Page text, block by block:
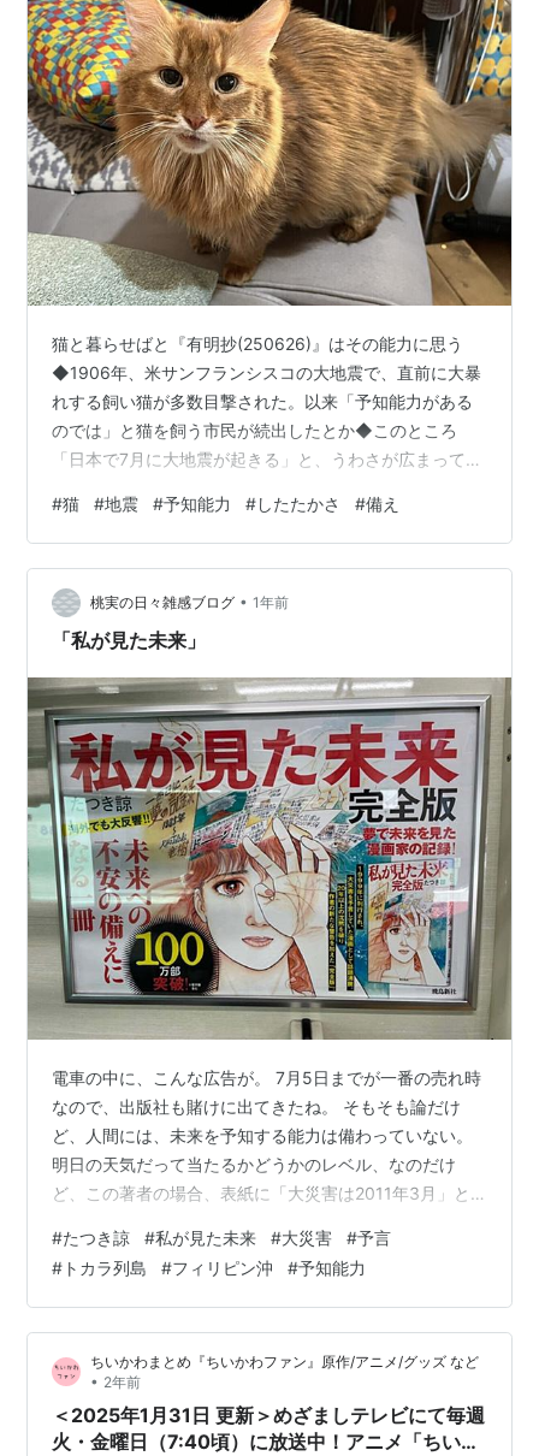
猫と暮らせばと『有明抄(250626)』はその能力に思う
◆1906年、米サンフランシスコの大地震で、直前に大暴
れする飼い猫が多数目撃された。以来「予知能力がある
のでは」と猫を飼う市民が続出したとか◆このところ
「日本で7月に大地震が起きる」と、うわさが広まってい
がきっかけで、海外では訪日を控える動きも出ている◆
ざわつく人間界など気にもせず、猫はちゃっかり一番心
地いい場所に陣取っている。予知能力に見えるのは、そ
んな「生きるしたたかさ」。きっと無言で教えてくれて
いるのだろう。情報を見極め、備えはしっかり、と。
#猫 #地震 #予知能力 #したたかさ #備え
桃実の日々雑感ブログ • 1年前
「私が見た未来」
電車の中に、こんな広告が。 7月5日までが一番の売れ時
なので、出版社も賭けに出てきたね。 そもそも論だけ
ど、人間には、未来を予知する能力は備わっていない。
明日の天気だって当たるかどうかのレベル、なのだけ
ど、この著者の場合、表紙に「大災害は2011年3月」と
何かがあるのは認めざるを得ない。 6月21日から、トカ
ラ列島付近に震度１から２の地震が頻発している。この
本によると、2025年7月の大災害とは、 「フィリピン沖
での海底の噴火による大津波が日本を襲う」 というもの
だそうだ。トカラ列島は、位置的に、フィリピン海に近
いといえば近いから、地震の頻発は…
#たつき諒 #私が見た未来 #大災害 #予言
# トカラ列島 #フィリピン沖 #予知能力
ちいかわまとめ『ちいかわファン』原作/アニメ/グッズ など
• 2年前
＜2025年1月31日 更新＞めざましテレビにて毎週
火・金曜日（7:40頃）に放送中！アニメ「ちいか